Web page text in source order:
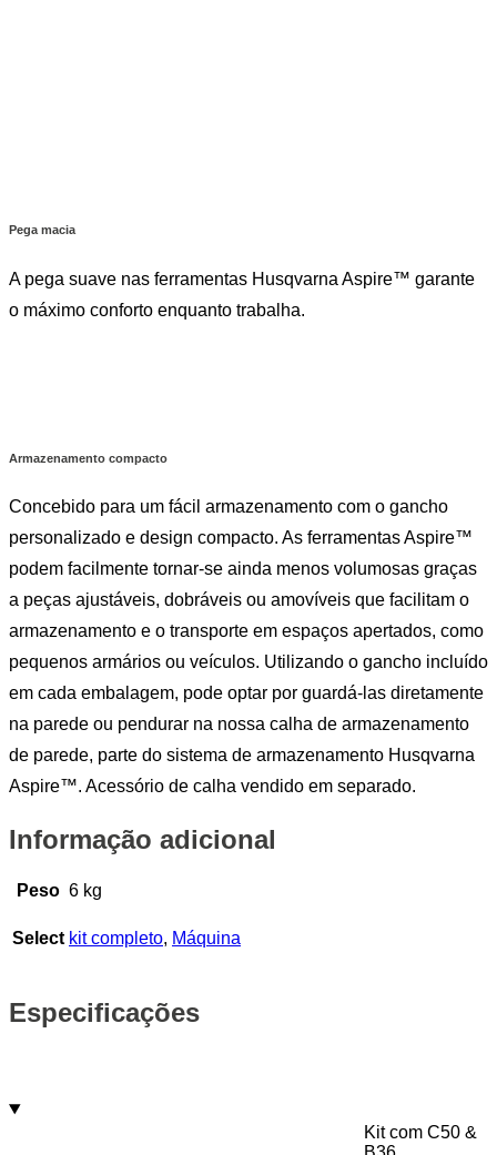
Pega macia
A pega suave nas ferramentas Husqvarna Aspire™ garante
o máximo conforto enquanto trabalha.
Armazenamento compacto
Concebido para um fácil armazenamento com o gancho
personalizado e design compacto. As ferramentas Aspire™
podem facilmente tornar-se ainda menos volumosas graças
a peças ajustáveis, dobráveis ou amovíveis que facilitam o
armazenamento e o transporte em espaços apertados, como
pequenos armários ou veículos. Utilizando o gancho incluído
em cada embalagem, pode optar por guardá-las diretamente
na parede ou pendurar na nossa calha de armazenamento
de parede, parte do sistema de armazenamento Husqvarna
Aspire™. Acessório de calha vendido em separado.
Informação adicional
Peso 6 kg
Select kit completo, Máquina
Especificações
Kit com C50 &